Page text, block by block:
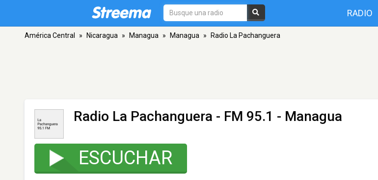
RADIO
América Central » Nicaragua » Managua » Managua » Radio La Pachanguera
Radio La Pachanguera - FM 95.1 - Managua
ESCUCHAR